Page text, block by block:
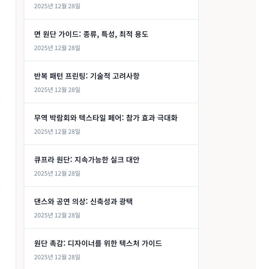
2025년 12월 28일
면 원단 가이드: 종류, 특성, 최적 용도
2025년 12월 28일
반복 패턴 프린팅: 기술적 고려사항
2025년 12월 28일
무역 박람회와 텍스타일 페어: 참가 효과 극대화
2025년 12월 28일
큐프라 원단: 지속가능한 실크 대안
2025년 12월 28일
댄스와 공연 의상: 신축성과 광택
2025년 12월 28일
원단 촉감: 디자이너를 위한 텍스처 가이드
2025년 12월 28일